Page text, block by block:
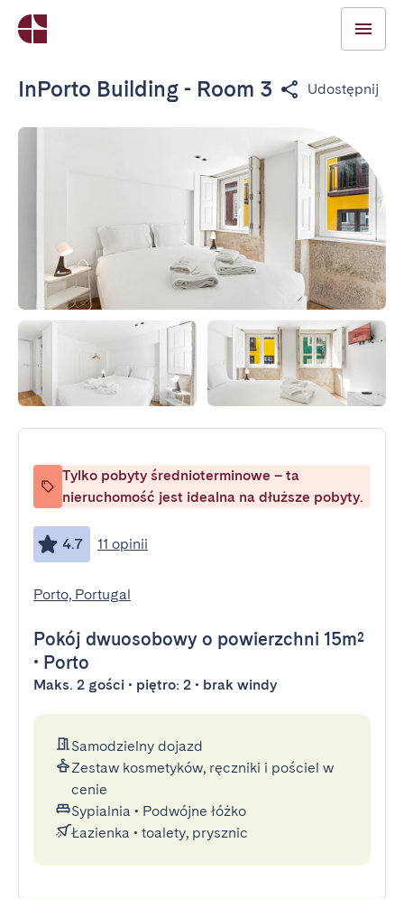
InPorto Building - Room 3 Udostępnij
Tylko pobyty średnioterminowe – ta
nieruchomość jest idealna na dłuższe pobyty.
4.7 11 opinii
Porto, Portugal
Pokój dwuosobowy o powierzchni 15m²
• Porto
Maks. 2 gości • piętro: 2 • brak windy
Samodzielny dojazd
Zestaw kosmetyków, ręczniki i pościel w
cenie
Sypialnia • Podwójne łóżko
Łazienka • toalety, prysznic